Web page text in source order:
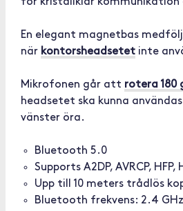
En elegant magnetbas
när kontorsheadsetet inte
Mikrofonen går att rotera 180
headsetet ska kunna
vänster öra.
Bluetooth 5.0
Supports A2DP, AVRCP, HFP,
Upp till 10 meters trådlös
Bluetooth frekvens: 2.4